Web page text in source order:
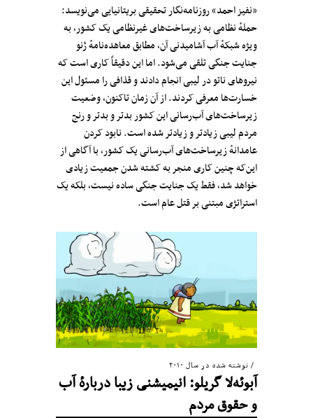
«نفيز احمد» روزنامه‌نگار تحقیقی بریتانیایی می‌نویسد:
حملهٔ نظامی به زیرساخت‌های غیرنظامی یک کشور، به
ویژه‌ شبکهٔ آب آشامیدنی آن، مطابق معاهده‌نامهٔ ژنو
جنایت جنگی تلقی می‌شود. اما این دقیقاً کاری است که
نیروهای ناتو در لیبی انجام دادند و قذافی را مسئول این
خسارت‌ها معرفی کردند. از آن‌ زمان تاکنون، وضعیت
زیرساخت‌های آب‌رسانی این کشور بدتر و بدتر و رنج
مردم لیبی زیادتر و زیادتر شده است. نابود کردن
عامدانهٔ زیرساخت‌های آب‌رسانی یک کشور، با آگاهی از
این‌که چنین کاری منجر به کشته شدن جمعیت زیادی
خواهد شد، فقط یک جنایت جنگی ساده نیست، بلکه یک
استراتژی مبتنی بر قتل عام است.
نوشته شده در سال ۲۰۱۰
آبوئه‌لا گریلو: انیمیشنی زیبا دربارهٔ آب
و حقوق مردم